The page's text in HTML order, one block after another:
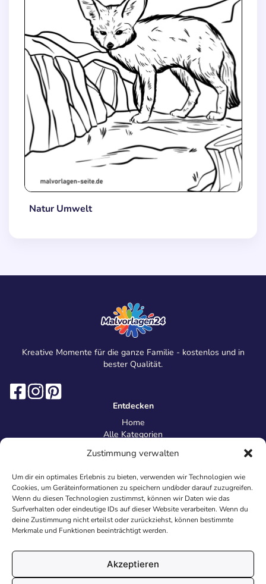
Zustimmung verwalten
Um dir ein optimales Erlebnis zu bieten, verwenden wir Technologien wie
Cookies, um Geräteinformationen zu speichern und/oder darauf zuzugreifen.
Wenn du diesen Technologien zustimmst, können wir Daten wie das
Surfverhalten oder eindeutige IDs auf dieser Website verarbeiten. Wenn du
deine Zustimmung nicht erteilst oder zurückziehst, können bestimmte
Merkmale und Funktionen beeinträchtigt werden.
Akzeptieren
Natur Umwelt
Kreative Momente für die ganze Familie - kostenlos und in
bester Qualität.
Entdecken
Home
Alle Kategorien
Information
Über uns
Kontakt
Inhaltsrichtlinien
Recht & Datenschutz
Impressum
AGB
Cookies